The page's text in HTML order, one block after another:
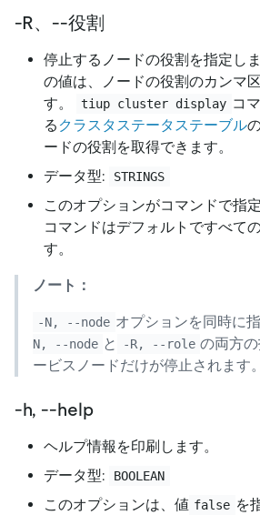
-R、--役割
停止するノードの役割を指定し
の値は、ノードの役割のカンマ
す。
tiup cluster display コ
る クラスタステータステーブル
ードの役割を取得できます。
データ型:
STRINGS
このオプションがコマンドで指
コマンドはデフォルトですべて
す。
ノート：
-N, --node オプションを同時に
N, --node と -R, --role の両方
ービスノードだけが停止されます。
-h, --help
ヘルプ情報を印刷します。
データ型:
BOOLEAN
このオプションは、値 false を